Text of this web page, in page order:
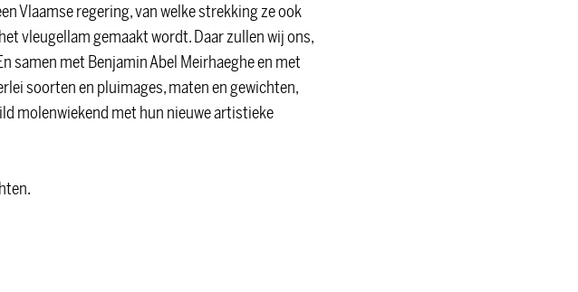
Vlaamse regering, van welke strekking ze ook
vleugellam gemaakt wordt. Daar zullen wij ons,
samen met Benjamin Abel Meirhaeghe en met
soorten en pluimages, maten en gewichten,
molenwiekend met hun nieuwe artistieke